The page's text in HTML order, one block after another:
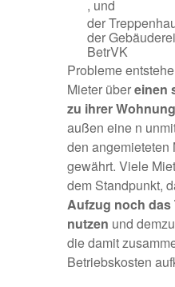
, und
der
der
BetrVK
Probleme
Mieter übereinen
zu ihrer Wohnung
außen eine n
den angemieteten
gewährt. Viele
dem Standpunkt,
Aufzug noch das
nutzen und
die damit
Betriebskosten